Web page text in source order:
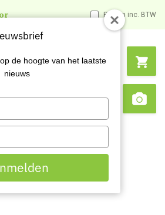
Prijzen inc. BTW
Search
de hoogte van het laatste
nieuws